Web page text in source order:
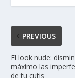
PREVIOUS
El look nude:
máximo las
de tu cutis